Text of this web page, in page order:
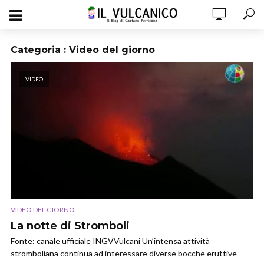
Categoria : Video del giorno
VIDEO
VIDEO DEL GIORNO
La notte di Stromboli
Fonte: canale ufficiale INGVVulcani Un’intensa attività
stromboliana continua ad interessare diverse bocche eruttive